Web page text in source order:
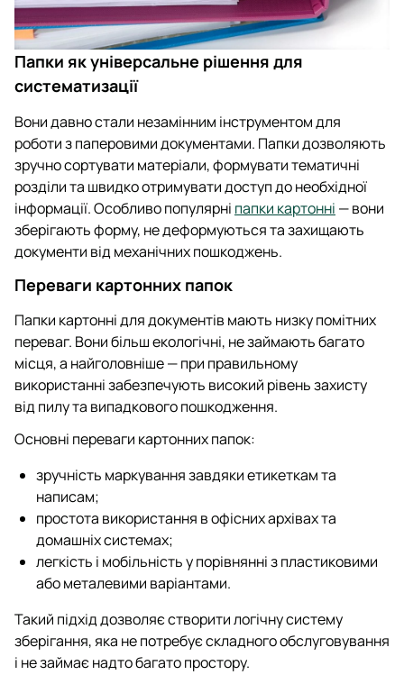
Папки як універсальне рішення для
систематизації
Вони давно стали незамінним інструментом для
роботи з паперовими документами. Папки дозволяють
зручно сортувати матеріали, формувати тематичні
розділи та швидко отримувати доступ до необхідної
інформації. Особливо популярні папки картонні — вони
зберігають форму, не деформуються та захищають
документи від механічних пошкоджень.
Переваги картонних папок
Папки картонні для документів мають низку помітних
переваг. Вони більш екологічні, не займають багато
місця, а найголовніше — при правильному
використанні забезпечують високий рівень захисту
від пилу та випадкового пошкодження.
Основні переваги картонних папок:
зручність маркування завдяки етикеткам та
написам;
простота використання в офісних архівах та
домашніх системах;
легкість і мобільність у порівнянні з пластиковими
або металевими варіантами.
Такий підхід дозволяє створити логічну систему
зберігання, яка не потребує складного обслуговування
і не займає надто багато простору.